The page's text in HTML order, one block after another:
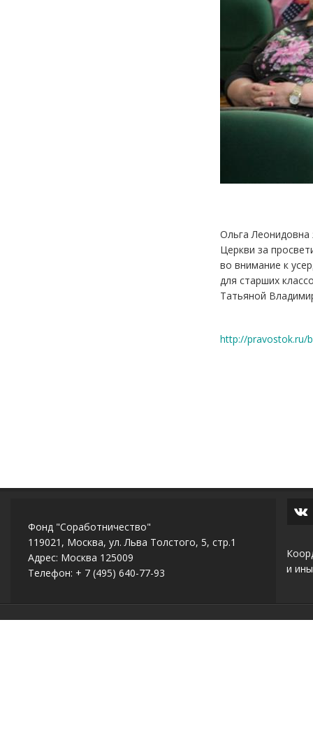
Ольга Леонидовна
Церкви за
во внимание к
для старших
Татьяной
http://pravostok.ru/
Фонд "Соработничество"
119021, Москва, ул. Льва Толстого, 5, стр.1
Адрес: Москва 125009
Телефон: + 7 (495) 640-77-93
и